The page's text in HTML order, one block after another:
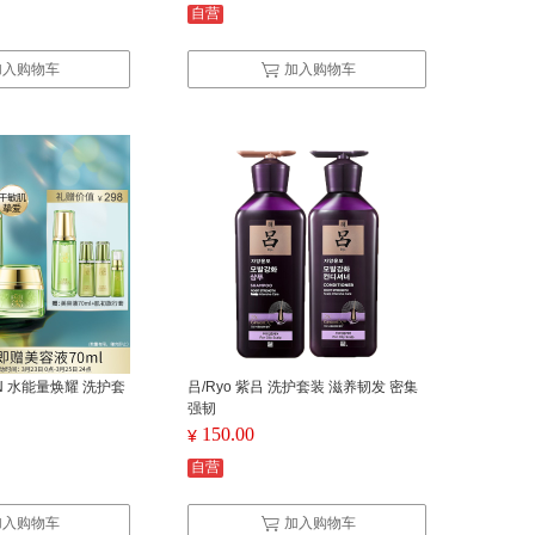
购物车
自营
加入购物车
水能量焕耀 洗护套
购物车
吕/Ryo 紫吕 洗护套装 滋养韧发 密集
强韧
¥ 150.00
自营
加入购物车